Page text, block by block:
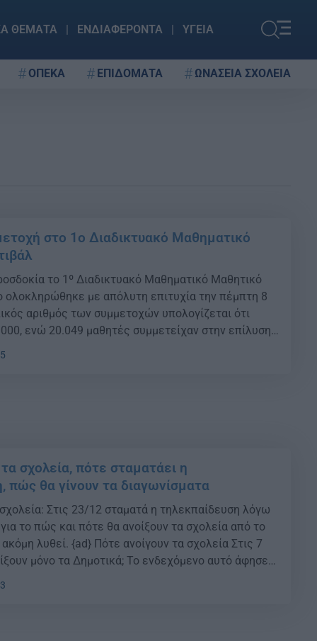
ΘΕΜΑΤΑ ΕΝΔΙΑΦΕΡΟΝΤΑ ΥΓΕΙΑ
ΟΠΕΚΑ ΕΠΙΔΟΜΑΤΑ ΩΝΑΣΕΙΑ ΣΧΟΛΕΙΑ
στο 1ο Διαδικτυακό Μαθηματικό
το 1º Διαδικτυακό Μαθηματικό Μαθητικό
ολοκληρώθηκε με απόλυτη επιτυχία την πέμπτη 8
αριθμός των συμμετοχών υπολογίζεται ότι
ενώ 20.049 μαθητές συμμετείχαν στην επίλυση
την αποφώνηση του 1ου Διαδικτυακού
Φεστιβάλ Aγαπητοί/ες μαθητές/τριες,
εκπαιδευτικοί, φίλοι και φίλες, […]
σχολεία, πότε σταματάει η
πώς θα γίνουν τα διαγωνίσματα
Στις 23/12 σταματά η τηλεκπαίδευση λόγω
το πώς και πότε θα ανοίξουν τα σχολεία από το
λυθεί. {ad} Πότε ανοίγουν τα σχολεία Στις 7
μόνο τα Δημοτικά; Το ενδεχόμενο αυτό άφησε
Λοιμωξιολόγος και μέλος της Επιτροπής, […]